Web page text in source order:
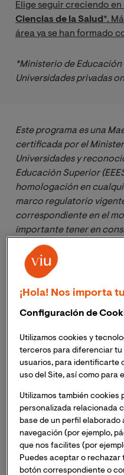
Elige seguir creciendo en
Ciencias de la Salud *.
área ya se han formado
*Ministerio de Educación
Universidades privadas
Este programa es una
certificada por el
Universidades y
Educación Superior
homologación en
marco regulatorio
correspondiente en el
importante tener en
no se encuentra en el
por SENESCYT por
/ a distancia. Para más
aconsejamos consultar
SENESCYT
Las cifras
trayectoria
¡Hola! Nos importa
Configuración de
Utilizamos cookies y
terceros para diferenciar tu
usuarios, para identificarte
uso del Site, así como para
Utilizamos también
personalizada relacionada
base de un perfil
navegación (por ejemplo,
que nos facilites (por
Puedes aceptar o rechazar
botón correspondiente o